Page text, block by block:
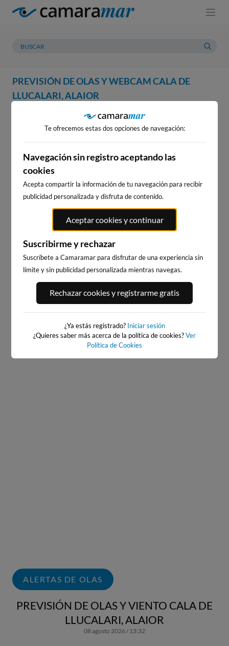
PREVISIÓN DE OLAS Y WEBCAM CALA DE
LLUCALARI, ALAIOR
PREVISIÓN METEOROLOGÍA
WEBCAM CALA DE LLUCALARI,
ALAIOR
WEBCAMS CERCANAS
PORT ANDRATX
150km · Andratx
PLAYA EL MASNOU
0.0 m CHOPI
ALERTAS DE OLAS
PREVISIÓN DE OLAS Y VIENTO CALA DE
LLUCALARI, ALAIOR
08 agosto 2026 / 13:32
Te ofrecemos estas dos opciones de navegación:
Navegación sin registro aceptando las
cookies
Acepta compartir la información de tu navegación para recibir
publicidad personalizada y disfruta de contenido.
Aceptar cookies y continuar
Suscribirme y rechazar
Suscríbete a Camaramar para disfrutar de una experiencia sin
límite y sin publicidad personalizada mientras navegas.
Rechazar cookies y registrarme gratis
¿Ya estás registrado? Iniciar sesión
¿Quieres saber más acerca de la política de cookies?Ver
Política de Cookies